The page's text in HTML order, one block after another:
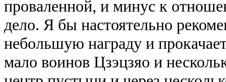
проваленной, и минус к
дело. Я бы настоятельно
небольшую награду и
мало воинов Цзэцзяо и